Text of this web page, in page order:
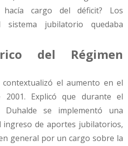
hacía cargo del déficit? Los
jubilatorio quedaba
del Régimen
el aumento en el
Explicó que durante el
Duhalde se implementó una
ingreso de aportes jubilatorios,
general por un cargo sobre la